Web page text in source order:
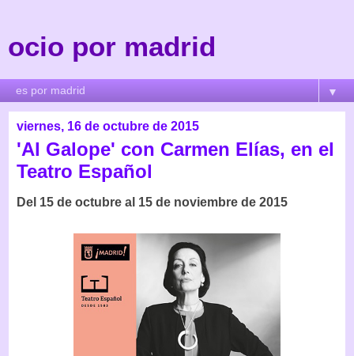
ocio por madrid
▼
viernes, 16 de octubre de 2015
'Al Galope' con Carmen Elías, en el
Teatro Español
Del 15 de octubre al 15 de noviembre de 2015